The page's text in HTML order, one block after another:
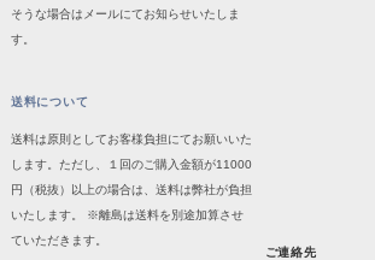
そうな場合はメールにてお知らせいたしま
す。
送料について
送料は原則としてお客様負担にてお願いいた
します。ただし、１回のご購入金額が11000
円（税抜）以上の場合は、送料は弊社が負担
いたします。 ※離島は送料を別途加算させ
ていただきます。
ご連絡先